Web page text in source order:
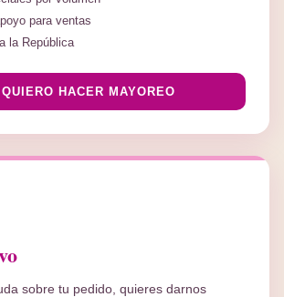
para ventas
la República
HACER MAYOREO
sobre tu pedido, quieres darnos